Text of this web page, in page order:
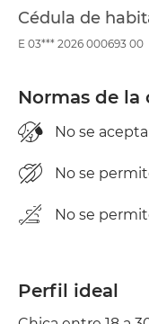
Cédula de
E 03*** 2026 000693 00
Normas de la
No se
No se
No se
Perfil ideal